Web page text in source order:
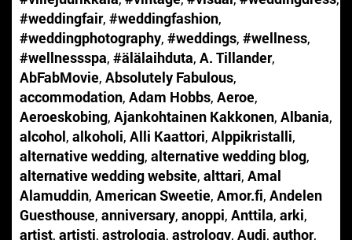
#weddingfair, #weddingfashion,
#weddingphotography, #weddings, #wellness,
#wellnessspa, #älälaihduta, A. Tillander,
AbFabMovie, Absolutely Fabulous,
accommodation, Adam Hobbs, Aeroe,
Aeroeskobing, Ajankohtainen Kakkonen, Albania,
alcohol, alkoholi, Alli Kaattori, Alppikristalli,
alternative wedding, alternative wedding blog,
alternative wedding website, alttari, Amal
Alamuddin, American Sweetie, Amor.fi, Andelen
Guesthouse, anniversary, anoppi, Anttila, arki,
artist, artisti, astrologia, astrology, Audi, author,